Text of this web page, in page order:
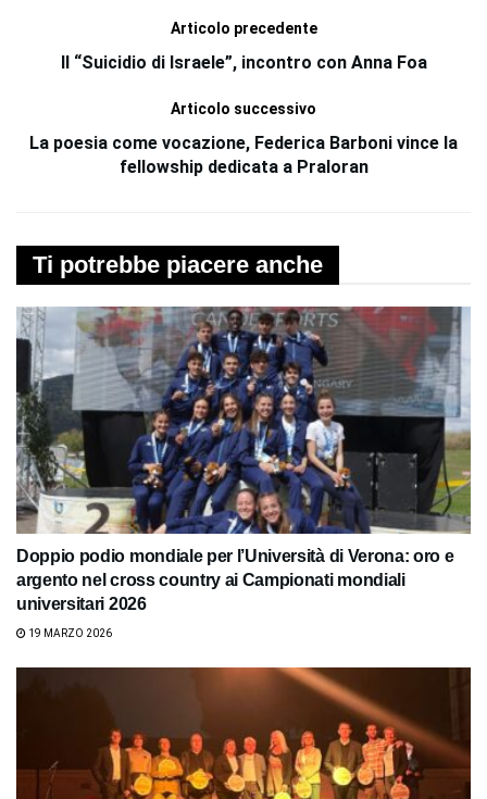
Articolo precedente
Il “Suicidio di Israele”, incontro con Anna Foa
Articolo successivo
La poesia come vocazione, Federica Barboni vince la
fellowship dedicata a Praloran
Ti potrebbe piacere anche
Doppio podio mondiale per l’Università di Verona: oro e
argento nel cross country ai Campionati mondiali
universitari 2026
19 MARZO 2026